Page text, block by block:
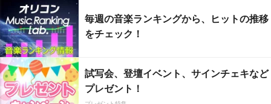
毎週の音楽ランキングから、ヒットの推移
をチェック！
試写会、登壇イベント、サインチェキなど
プレゼント！